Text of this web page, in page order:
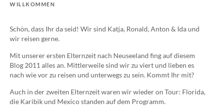
WILLKOMMEN
Schön, dass Ihr da seid! Wir sind Katja, Ronald, Anton & Ida und
wir reisen gerne.
Mit unserer ersten Elternzeit nach Neuseeland fing auf diesem
Blog 2011 alles an. Mittlerweile sind wir zu viert und lieben es
nach wie vor zu reisen und unterwegs zu sein. Kommt Ihr mit?
Auch in der zweiten Elternzeit waren wir wieder on Tour: Florida,
die Karibik und Mexico standen auf dem Programm.